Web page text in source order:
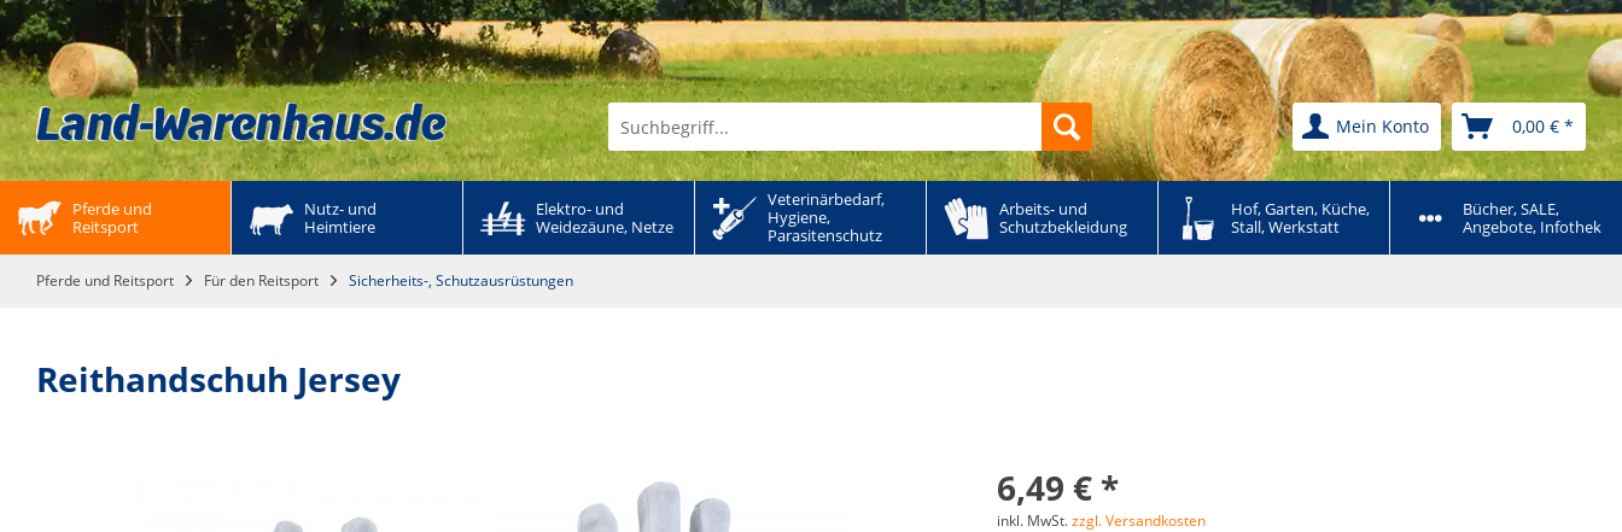
Mein Konto 0,00 € *
Pferde und
Reitsport
Nutz- und
Heimtiere
Elektro- und
Weidezäune, Netze
Veterinärbedarf,
Hygiene,
Parasitenschutz
Arbeits- und
Schutzbekleidung
Hof, Garten, Küche,
Stall, Werkstatt
Bücher, SALE,
Angebote, Infothek
Pferde und Reitsport Für den Reitsport Sicherheits-, Schutzausrüstungen
Reithandschuh Jersey
6,49 € *
inkl. MwSt.zzgl. Versandkosten